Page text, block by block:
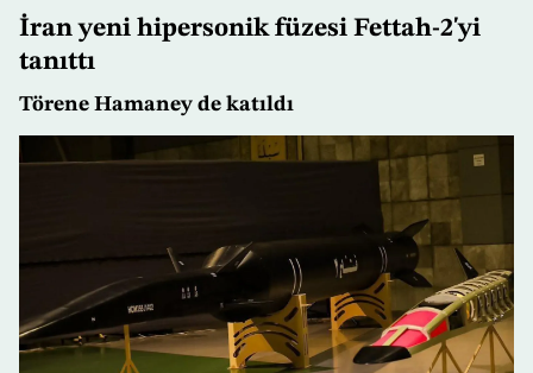
atlaİran yeni hipersonik füzesi Fettah-2'yi
tanıttı
Törene Hamaney de katıldı